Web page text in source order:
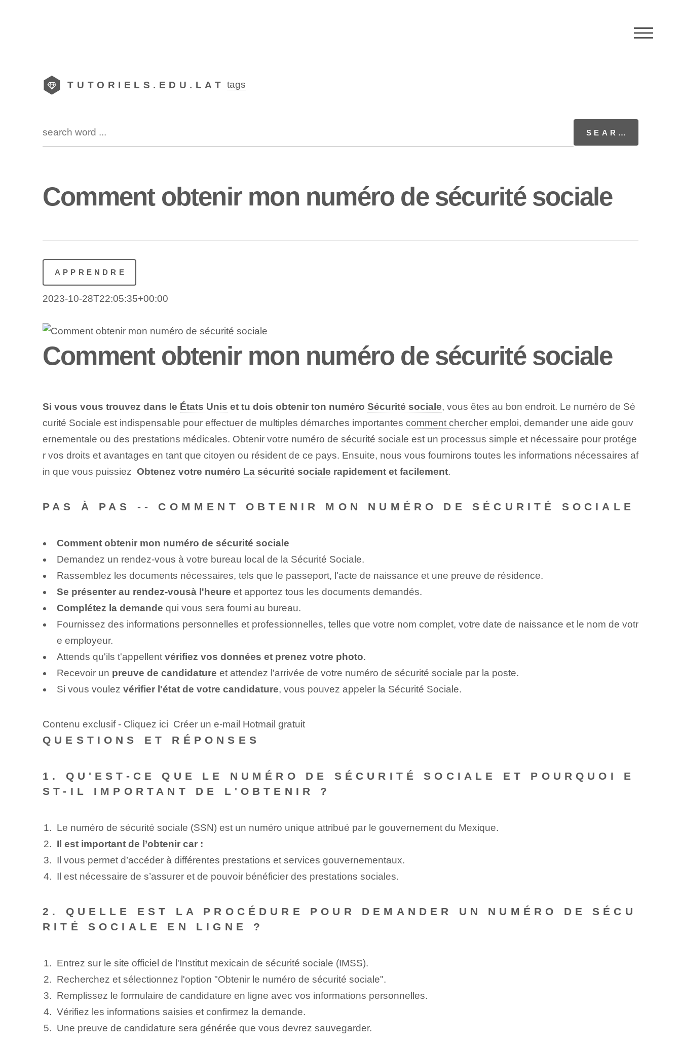
TUTORIELS.EDU.LAT tags
Comment obtenir mon numéro de sécurité sociale
APPRENDRE
2023-10-28T22:05:35+00:00
Comment obtenir mon numéro de sécurité sociale
Si vous vous trouvez dans le États Unis ⁢et tu dois obtenir ton numéro Sécurité sociale,⁤ vous⁢ êtes⁢ au bon endroit. ⁤Le numéro de Sé
curité Sociale ⁢est indispensable pour effectuer de multiples démarches importantes⁣ comment chercheremploi, demander une aide gouv
ernementale ou des prestations médicales. Obtenir votre numéro de sécurité sociale est un processus simple et nécessaire pour protége
r vos droits et avantages en tant que citoyen ou résident de ce pays. Ensuite, nous vous fournirons toutes‌ les informations nécessaires⁢ af
in que vous puissiez ⁤ Obtenez votre numéro La sécurité sociale rapidement et facilement.
PAS À PAS -- COMMENT OBTENIR MON NUMÉRO DE SÉCURITÉ SOCIALE
Comment obtenir mon numéro de sécurité sociale
Demandez un rendez-vous à votre bureau local de la Sécurité Sociale.
Rassemblez les documents nécessaires, tels que le passeport, l'acte de naissance et une preuve de résidence.
Se présenter au rendez-vous⁤à l'heure et apportez ⁢tous les documents demandés.
Complétez la demande qui vous sera fourni au bureau.
Fournissez des informations personnelles et professionnelles, telles que votre nom complet, votre date de naissance et le nom de votr
e employeur.
Attends qu'ils t'appellent vérifiez ⁢vos données et prenez⁣ votre ⁢photo.
Recevoir un preuve de candidature et attendez l'arrivée de votre numéro de sécurité sociale par la poste.
Si vous voulez vérifier l'état de votre candidature, vous pouvez appeler la Sécurité Sociale.
Contenu exclusif - Cliquez ici Créer un e-mail Hotmail gratuit
QUESTIONS ET RÉPONSES
1. QU'EST-CE QUE LE NUMÉRO DE SÉCURITÉ SOCIALE ET POURQUOI E
ST-IL IMPORTANT DE L'OBTENIR ?
Le numéro de sécurité sociale (SSN) est un numéro unique attribué par le gouvernement du Mexique.
Il est important de l’obtenir car :
Il vous permet d’accéder à différentes prestations et services gouvernementaux.
Il est nécessaire de s’assurer et de pouvoir bénéficier des prestations sociales.
2. QUELLE EST LA PROCÉDURE POUR DEMANDER UN NUMÉRO DE SÉCU
RITÉ SOCIALE EN LIGNE ?
Entrez⁢ sur le ⁤site officiel de l'Institut mexicain de sécurité sociale (IMSS).
Recherchez et sélectionnez l'option "Obtenir le numéro de sécurité sociale".
Remplissez le formulaire de candidature en ligne avec vos informations personnelles.
Vérifiez les informations saisies et confirmez la demande.
Une preuve de candidature sera générée que vous devrez sauvegarder.